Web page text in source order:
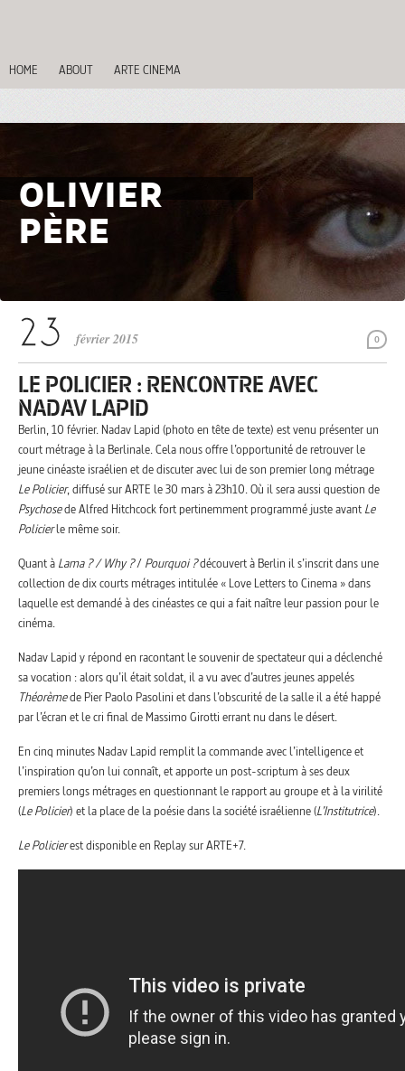
HOME ABOUT ARTE CINEMA
OLIVIER
PÈRE
0
février 2015
LE POLICIER : RENCONTRE AVEC
NADAV LAPID
Berlin, 10 février. Nadav Lapid (photo en tête de texte) est venu présenter un
court métrage à la Berlinale. Cela nous offre l’opportunité de retrouver le
jeune cinéaste israélien et de discuter avec lui de son premier long métrage
Le Policier, diffusé sur ARTE le 30 mars à 23h10. Où il sera aussi question de
Psychosede Alfred Hitchcock fort pertinemment programmé juste avant Le
Policierle même soir.
Quant à Lama ? / Why ?/ Pourquoi ?découvert à Berlin il s’inscrit dans une
collection de dix courts métrages intitulée « Love Letters to Cinema » dans
laquelle est demandé à des cinéastes ce qui a fait naître leur passion pour le
cinéma.
Nadav Lapid y répond en racontant le souvenir de spectateur qui a déclenché
sa vocation : alors qu’il était soldat, il a vu avec d’autres jeunes appelés
Théorèmede Pier Paolo Pasolini et dans l’obscurité de la salle il a été happé
par l’écran et le cri final de Massimo Girotti errant nu dans le désert.
En cinq minutes Nadav Lapid remplit la commande avec l’intelligence et
l’inspiration qu’on lui connaît, et apporte un post-scriptum à ses deux
premiers longs métrages en questionnant le rapport au groupe et à la virilité
(Le Policier) et la place de la poésie dans la société israélienne (L’Institutrice).
Le Policierest disponible en Replay sur ARTE+7.